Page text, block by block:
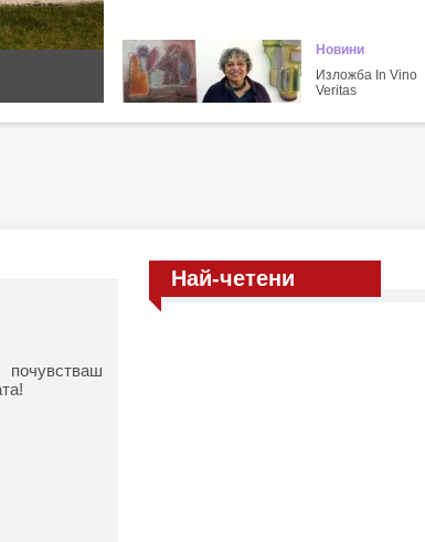
Новини
Изложба In Vino
Veritas
Най-четени